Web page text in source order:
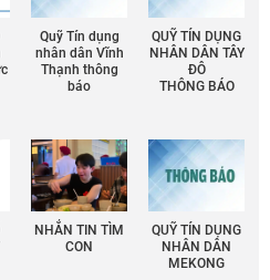
Quỹ Tín dụng
nhân dân Vĩnh
Thạnh thông
báo
QUỸ TÍN DỤNG
NHÂN DÂN TÂY
ĐÔ
THÔNG BÁO
NHẮN TIN TÌM
CON
QUỸ TÍN DỤNG
NHÂN DÂN
MEKONG